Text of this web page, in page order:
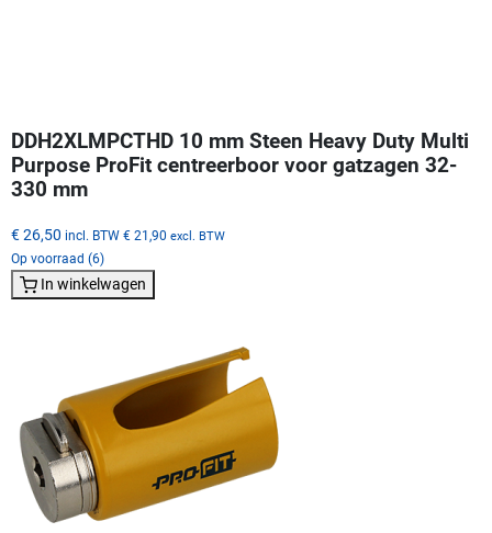
DDH2XLMPCTHD 10 mm Steen Heavy Duty Multi
Purpose ProFit centreerboor voor gatzagen 32-
330 mm
€ 26,50 incl. BTW € 21,90 excl. BTW
Op voorraad (6)
In winkelwagen